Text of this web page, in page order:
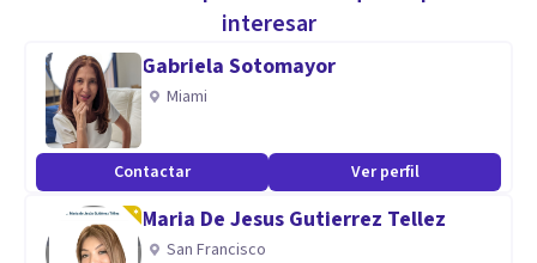
interesar
Gabriela Sotomayor
Miami
Contactar Ver perfil
Maria De Jesus Gutierrez Tellez
San Francisco